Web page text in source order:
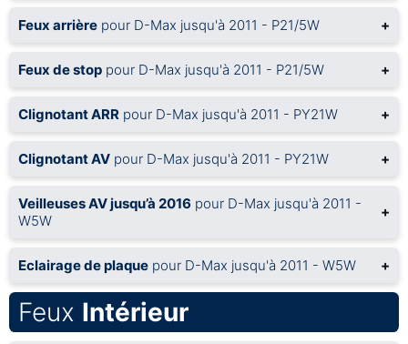
Feux arrière pour D-Max jusqu'à 2011 - P21/5W +
Feux de stop pour D-Max jusqu'à 2011 - P21/5W +
Clignotant ARR pour D-Max jusqu'à 2011 - PY21W +
Clignotant AV pour D-Max jusqu'à 2011 - PY21W +
Veilleuses AV jusqu’à 2016 pour D-Max jusqu'à 2011 -
W5W
+
Eclairage de plaque pour D-Max jusqu'à 2011 - W5W +
Feux Intérieur